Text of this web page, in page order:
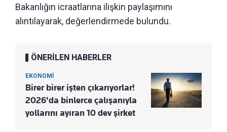
Bakanlığın icraatlarına ilişkin paylaşımını
alıntılayarak, değerlendirmede bulundu.
ÖNERİLEN HABERLER
EKONOMİ
Birer birer işten çıkarıyorlar!
2026'da binlerce çalışanıyla
yollarını ayıran 10 dev şirket